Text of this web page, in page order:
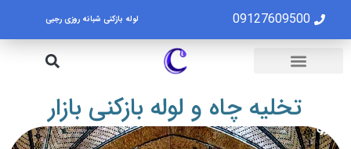
09127609500 لوله بازکنی شبانه روزی رجبی
تخلیه چاه و لوله بازکنی بازار